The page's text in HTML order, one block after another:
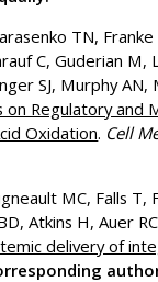
TN,
C, Guderian
SJ, Murphy AN,
on Regulatory and
Oxidation. Cell
MC, Falls T,
Atkins H, Auer
delivery of